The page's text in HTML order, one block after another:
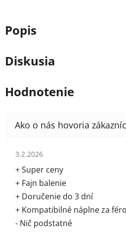
Popis
Diskusia
Hodnotenie
Hodnotenie obchodu je 5 z 5
3.2.2026
+ Super ceny
+ Fajn balenie
+ Doručenie do 3 dní
+ Kompatibilné náplne za
- Nič podstatné